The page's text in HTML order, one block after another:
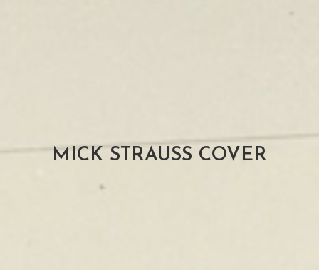
MICK STRAUSS COVER